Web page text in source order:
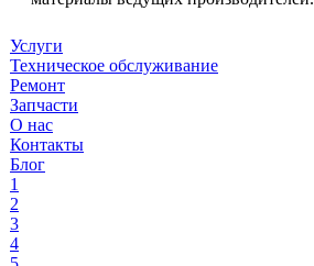
Услуги
Техническое обслуживание
Ремонт
Запчасти
О нас
Контакты
Блог
1
2
3
4